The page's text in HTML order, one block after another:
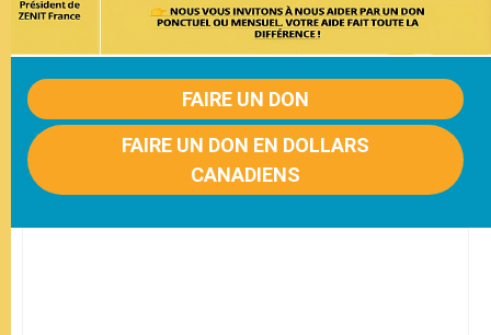
FAIRE UN DON
FAIRE UN DON EN DOLLARS
CANADIENS